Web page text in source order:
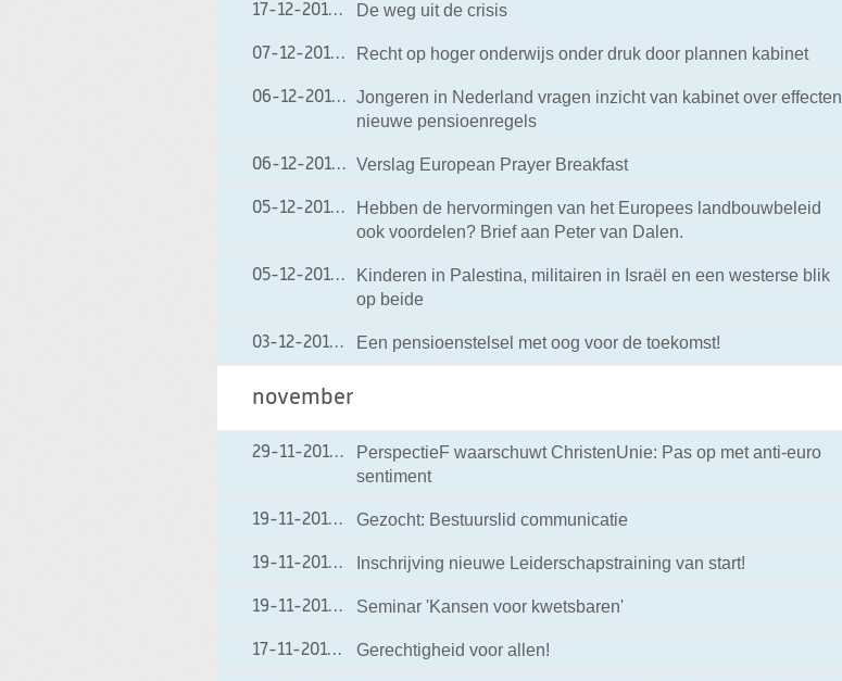
17-12-201217-12-2012 18:02
De weg uit de crisis
07-12-201207-12-2012 19:57
Recht op hoger onderwijs onder druk door plannen kabinet
06-12-201206-12-2012 19:07
Jongeren in Nederland vragen inzicht van kabinet over effecten
nieuwe pensioenregels
06-12-201206-12-2012 19:06
Verslag European Prayer Breakfast
05-12-201205-12-2012 17:11
Hebben de hervormingen van het Europees landbouwbeleid
ook voordelen? Brief aan Peter van Dalen.
05-12-201205-12-2012 17:05
Kinderen in Palestina, militairen in Israël en een westerse blik
op beide
03-12-201203-12-2012 06:50
Een pensioenstelsel met oog voor de toekomst!
november
29-11-201229-11-2012 13:58
PerspectieF waarschuwt ChristenUnie: Pas op met anti-euro
sentiment
19-11-201219-11-2012 19:42
Gezocht: Bestuurslid communicatie
19-11-201219-11-2012 19:30
Inschrijving nieuwe Leiderschapstraining van start!
19-11-201219-11-2012 18:50
Seminar 'Kansen voor kwetsbaren'
17-11-201217-11-2012 18:12
Gerechtigheid voor allen!